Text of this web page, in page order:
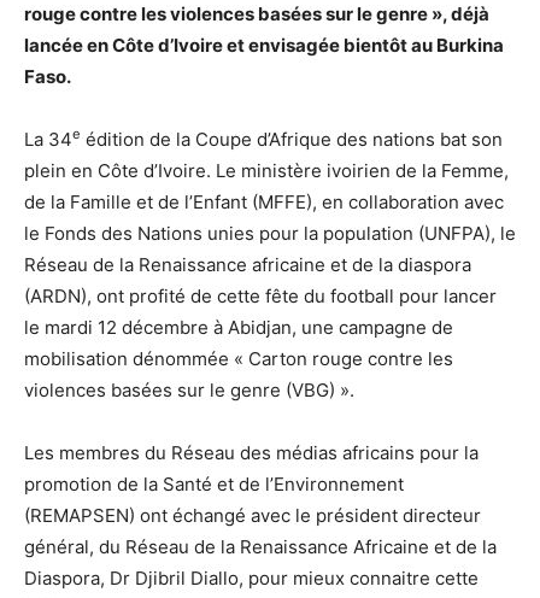
rouge contre les violences basées sur le genre », déjà
lancée en Côte d’Ivoire et envisagée bientôt au Burkina
Faso.
La 34e édition de la Coupe d’Afrique des nations bat son
plein en Côte d’Ivoire. Le ministère ivoirien de la Femme,
de la Famille et de l’Enfant (MFFE), en collaboration avec
le Fonds des Nations unies pour la population (UNFPA), le
Réseau de la Renaissance africaine et de la diaspora
(ARDN), ont profité de cette fête du football pour lancer
le mardi 12 décembre à Abidjan, une campagne de
mobilisation dénommée « Carton rouge contre les
violences basées sur le genre (VBG) ».
Les membres du Réseau des médias africains pour la
promotion de la Santé et de l’Environnement
(REMAPSEN) ont échangé avec le président directeur
général, du Réseau de la Renaissance Africaine et de la
Diaspora, Dr Djibril Diallo, pour mieux connaitre cette